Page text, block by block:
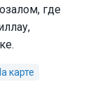
где